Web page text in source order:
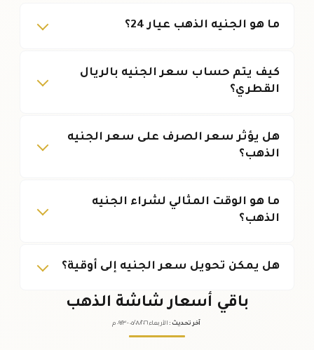
ما هو الجنيه الذهب عيار 24؟
كيف يتم حساب سعر الجنيه بالريال
القطري؟
هل يؤثر سعر الصرف على سعر الجنيه
الذهب؟
ما هو الوقت المثالي لشراء الجنيه
الذهب؟
هل يمكن تحويل سعر الجنيه إلى أوقية؟
باقي أسعار شاشة الذهب
آخر تحديث : الأربعاء ٠٥ /٠٨/٢٠٢٦ - ٠٩:٢٣م